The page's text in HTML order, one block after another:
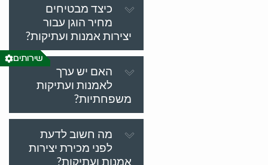
כיצד מבטיחים
מחיר הוגן עבור
יצירות אמנות ועתיקות?
האם יש ערך
לאמנות ועתיקות
משפחתיות?
מה חשוב לדעת
לפני מכירת יצירות
אמנות ועתיקות?
שירותים